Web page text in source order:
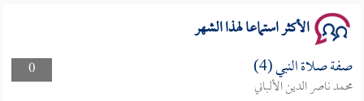
الأكثر استماعا لهذا الشهر
0 صفة صلاة النبي (4)
محمد ناصر الدين الألباني